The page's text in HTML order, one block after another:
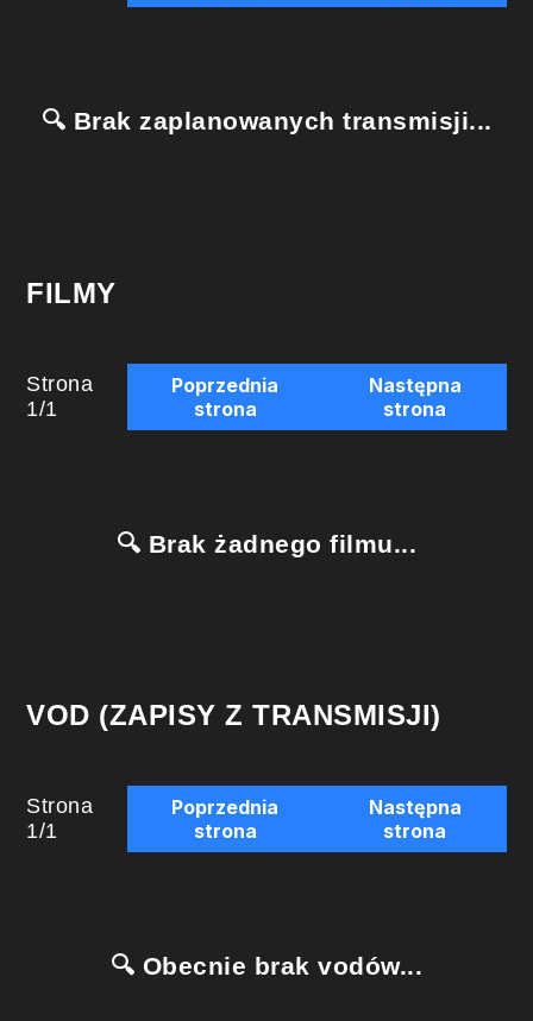
🔍 Brak zaplanowanych transmisji...
FILMY
Strona
1/1
Poprzednia
strona
Następna
strona
🔍 Brak żadnego filmu...
VOD (ZAPISY Z TRANSMISJI)
Strona
1/1
Poprzednia
strona
Następna
strona
🔍 Obecnie brak vodów...